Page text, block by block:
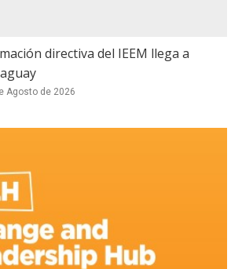
directiva del IEEM llega a
Agosto de 2026